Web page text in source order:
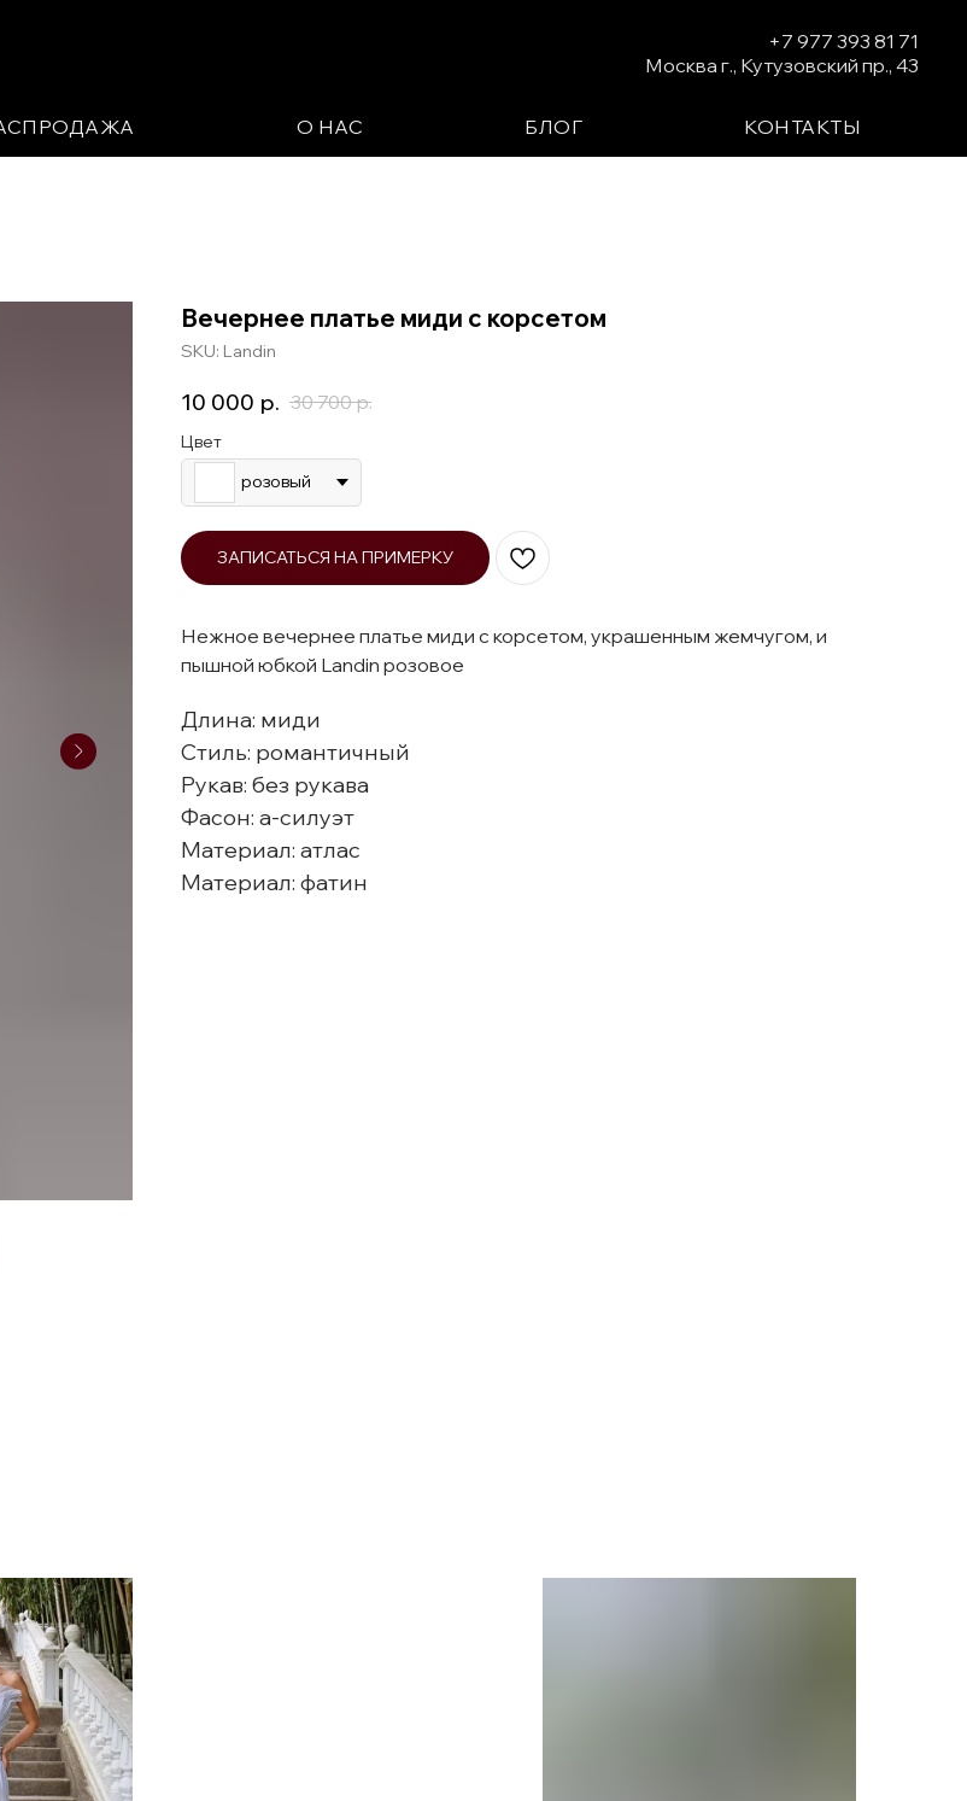
+7 977 393 81 71
Москва г., Кутузовский пр., 43
О НАС БЛОГ КОНТАКТЫ
Вечернее платье миди с корсетом
SKU: Landin
10 000 р. 30 700 р.
Цвет
розовый
ЗАПИСАТЬСЯ НА ПРИМЕРКУ
Нежное вечернее платье миди с корсетом, украшенным жемчугом, и
пышной юбкой Landin розовое
Длина: миди
Стиль: романтичный
Рукав: без рукава
Фасон: а-силуэт
Материал: атлас
Материал: фатин